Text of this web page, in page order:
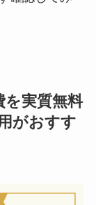
を実質無料
がおすす